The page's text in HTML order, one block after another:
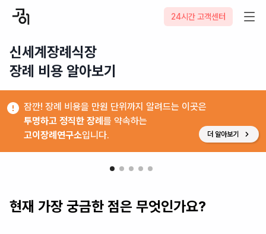
24시간 고객센터
신세계장례식장
장례 비용 알아보기
잠깐! 장례 비용을 만원 단위까지 알려드는 이곳은
투명하고 정직한 장례 를 약속하는
고이장례연구소입니다. 더 알아보기
현재 가장 궁금한 점은 무엇인가요?